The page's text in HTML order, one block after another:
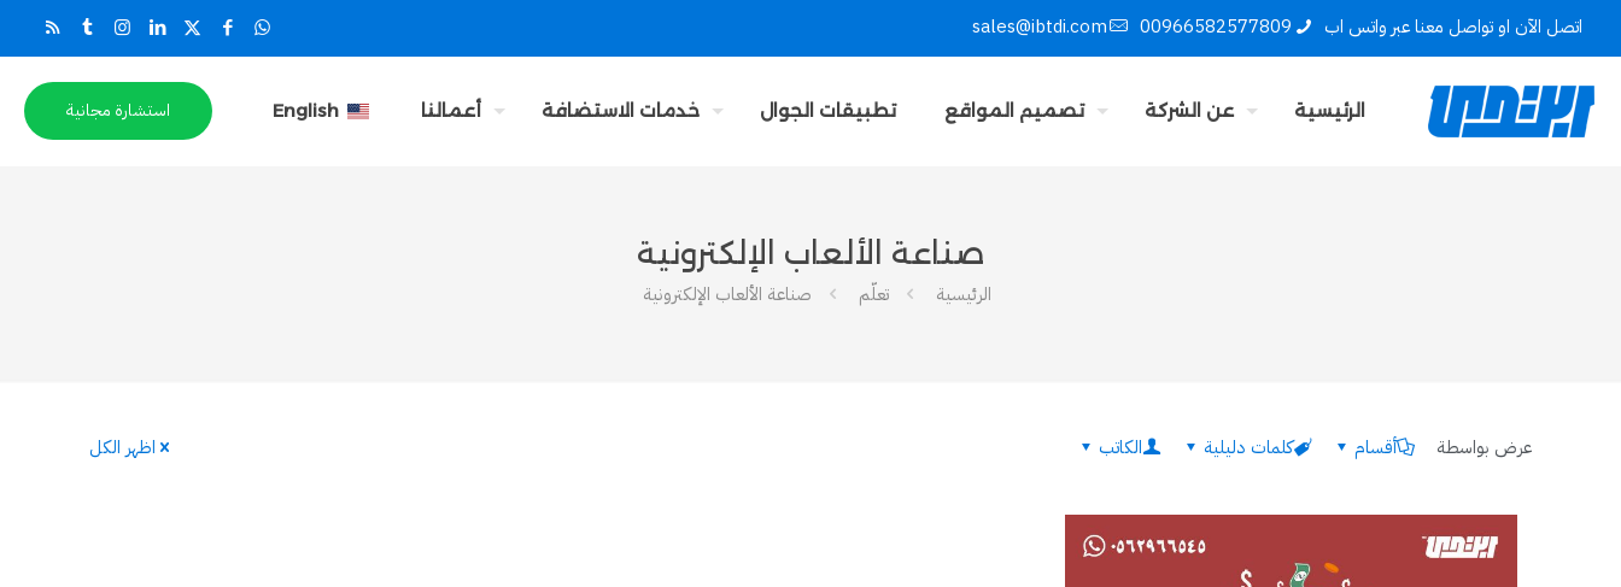
اتصل الآن او تواصل معنا عبر واتس اب 00966582577809
sales@ibtdi.com
الرئيسية عن الشركة تصميم المواقع تطبيقات الجوال خدمات الاستضافة أعمالنا English استشارة مجانية
صناعة الألعاب الإلكترونية
الرئيسية تعلّم صناعة الألعاب الإلكترونية
عرض بواسطة أقسام كلمات دليلية الكاتب اظهر الكل